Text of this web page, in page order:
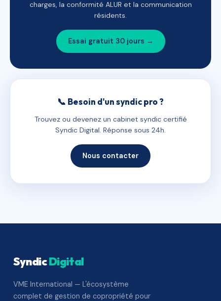
charges, la conformité ALUR et la communication
résidents.
Essai gratuit 30 jours →
📞 Besoin d'un syndic pro ?
Trouvez ou devenez un cabinet syndic certifié
Syndic Digital. Réponse sous 24h.
Nous contacter
SyndicDigital
VME International — L'écosystème
complet de gestion de copropriété pour